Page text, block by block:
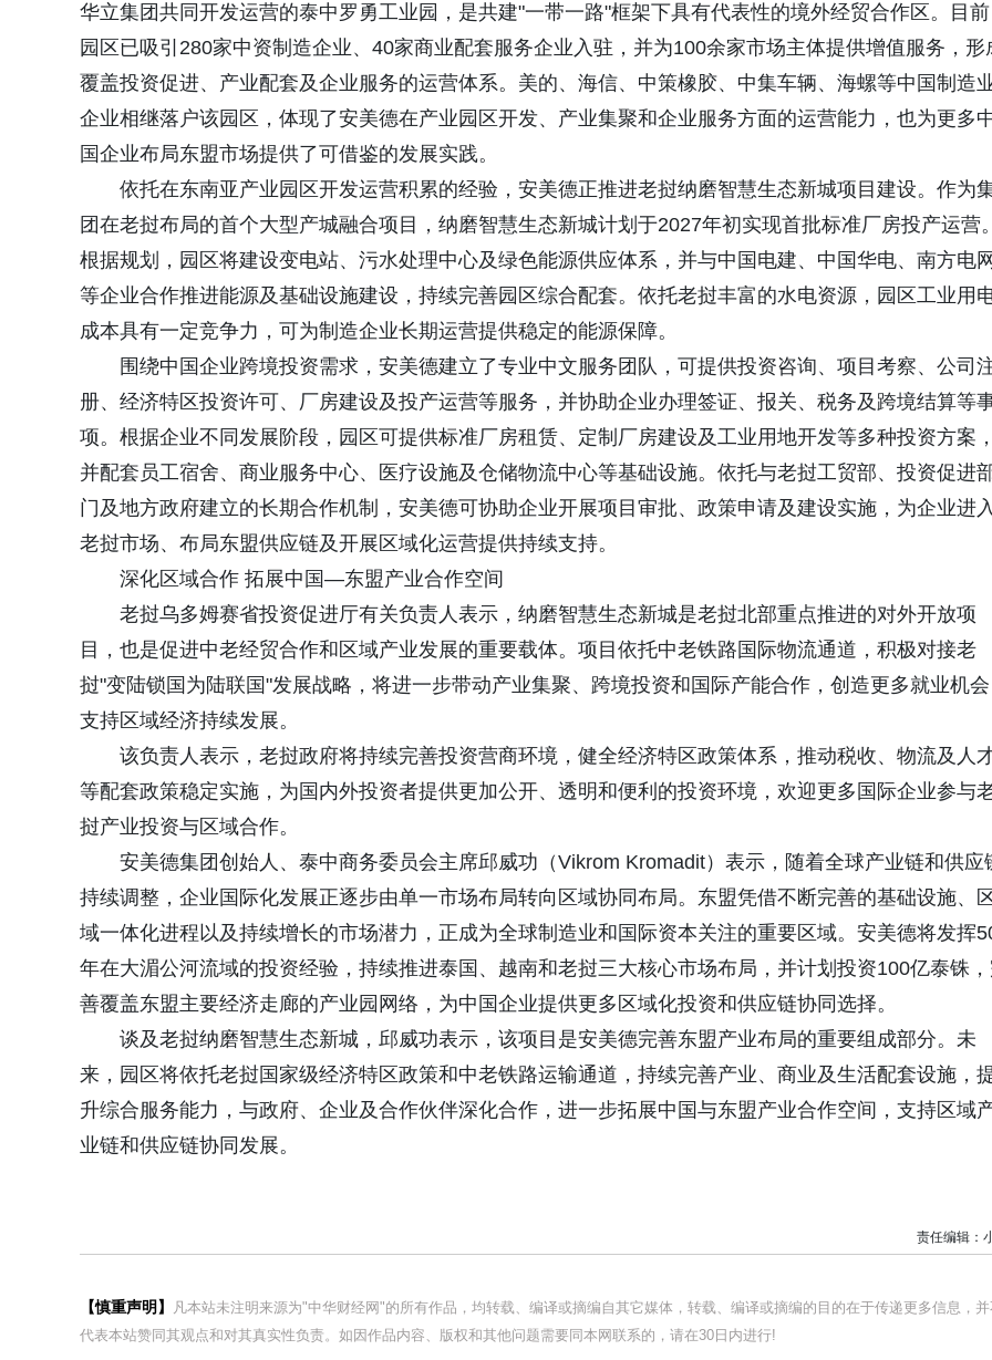
华立集团共同开发运营的泰中罗勇工业园，是共建"一带一路"框架下具有代表性的境外经贸合作区。目前
园区已吸引280家中资制造企业、40家商业配套服务企业入驻，并为100余家市场主体提供增值服务，形
覆盖投资促进、产业配套及企业服务的运营体系。美的、海信、中策橡胶、中集车辆、海螺等中国制造
企业相继落户该园区，体现了安美德在产业园区开发、产业集聚和企业服务方面的运营能力，也为更多
国企业布局东盟市场提供了可借鉴的发展实践。
依托在东南亚产业园区开发运营积累的经验，安美德正推进老挝纳磨智慧生态新城项目建设。作为
团在老挝布局的首个大型产城融合项目，纳磨智慧生态新城计划于2027年初实现首批标准厂房投产运营。
根据规划，园区将建设变电站、污水处理中心及绿色能源供应体系，并与中国电建、中国华电、南方电网
等企业合作推进能源及基础设施建设，持续完善园区综合配套。依托老挝丰富的水电资源，园区工业用
成本具有一定竞争力，可为制造企业长期运营提供稳定的能源保障。
围绕中国企业跨境投资需求，安美德建立了专业中文服务团队，可提供投资咨询、项目考察、公司
册、经济特区投资许可、厂房建设及投产运营等服务，并协助企业办理签证、报关、税务及跨境结算等
项。根据企业不同发展阶段，园区可提供标准厂房租赁、定制厂房建设及工业用地开发等多种投资方案，
并配套员工宿舍、商业服务中心、医疗设施及仓储物流中心等基础设施。依托与老挝工贸部、投资促进
门及地方政府建立的长期合作机制，安美德可协助企业开展项目审批、政策申请及建设实施，为企业进入
老挝市场、布局东盟供应链及开展区域化运营提供持续支持。
深化区域合作 拓展中国—东盟产业合作空间
老挝乌多姆赛省投资促进厅有关负责人表示，纳磨智慧生态新城是老挝北部重点推进的对外开放项
目，也是促进中老经贸合作和区域产业发展的重要载体。项目依托中老铁路国际物流通道，积极对接老
挝"变陆锁国为陆联国"发展战略，将进一步带动产业集聚、跨境投资和国际产能合作，创造更多就业机会
支持区域经济持续发展。
该负责人表示，老挝政府将持续完善投资营商环境，健全经济特区政策体系，推动税收、物流及人
等配套政策稳定实施，为国内外投资者提供更加公开、透明和便利的投资环境，欢迎更多国际企业参与
挝产业投资与区域合作。
安美德集团创始人、泰中商务委员会主席邱威功（Vikrom Kromadit）表示，随着全球产业链和供应
持续调整，企业国际化发展正逐步由单一市场布局转向区域协同布局。东盟凭借不断完善的基础设施、区
域一体化进程以及持续增长的市场潜力，正成为全球制造业和国际资本关注的重要区域。安美德将发挥
年在大湄公河流域的投资经验，持续推进泰国、越南和老挝三大核心市场布局，并计划投资100亿泰铢
善覆盖东盟主要经济走廊的产业园网络，为中国企业提供更多区域化投资和供应链协同选择。
谈及老挝纳磨智慧生态新城，邱威功表示，该项目是安美德完善东盟产业布局的重要组成部分。未
来，园区将依托老挝国家级经济特区政策和中老铁路运输通道，持续完善产业、商业及生活配套设施，
升综合服务能力，与政府、企业及合作伙伴深化合作，进一步拓展中国与东盟产业合作空间，支持区域
业链和供应链协同发展。
责任编辑：
【慎重声明】
凡本站未注明来源为"中华财经网"的所有作品，均转载、编译或摘编自其它媒体，转载、编译或摘编的目的在于传递更多信息，并
代表本站赞同其观点和对其真实性负责。如因作品内容、版权和其他问题需要同本网联系的，请在30日内进行!